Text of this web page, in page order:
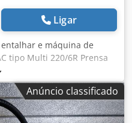
Ligar
e máquina de
tipo Multi 220/6R Prensa
máquina de entalhar N.º
1998 Capacidade de
4 mm para aço inoxidável
de 60° a 140° (com
Anúncio classificado